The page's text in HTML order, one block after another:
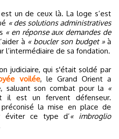
un de ceux là. La loge s’est
« des solutions administratives
« en réponse aux demandes de
à « boucler son budget »à
l’intermédiaire de sa fondation.
judiciaire, qui s'était soldé par
voilée, le Grand Orient a
saluant son combat pour la «
est un fervent défenseur.
la mise en place de
éviter ce type d’« imbroglio